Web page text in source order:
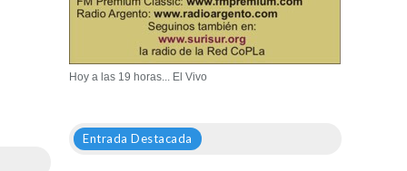
Hoy a las 19 horas... El Vivo
Entrada Destacada